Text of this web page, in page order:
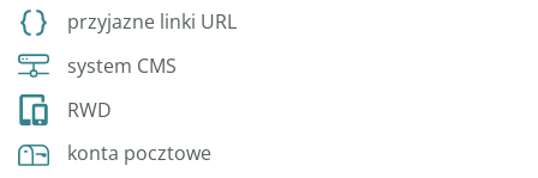
przyjazne linki URL
system CMS
RWD
konta pocztowe